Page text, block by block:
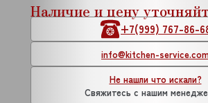
Наличие и цену
+7(999) 767-86-
info@kitchen-
Не нашли что искали?
Свяжитесь с нашим